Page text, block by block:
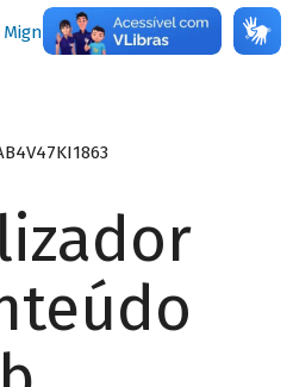
Mignone